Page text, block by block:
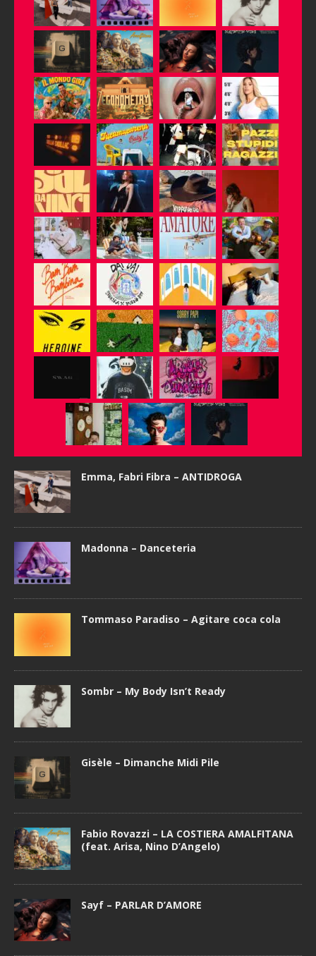
Emma, Fabri Fibra – ANTIDROGA
Madonna – Danceteria
Tommaso Paradiso – Agitare coca cola
Sombr – My Body Isn’t Ready
Gisèle – Dimanche Midi Pile
Fabio Rovazzi – LA COSTIERA AMALFITANA
(feat. Arisa, Nino D’Angelo)
Sayf – PARLAR D’AMORE